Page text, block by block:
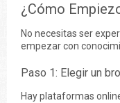
¿Cómo
No necesitas ser
empezar con
Paso 1: Elegir un
Hay plataformas